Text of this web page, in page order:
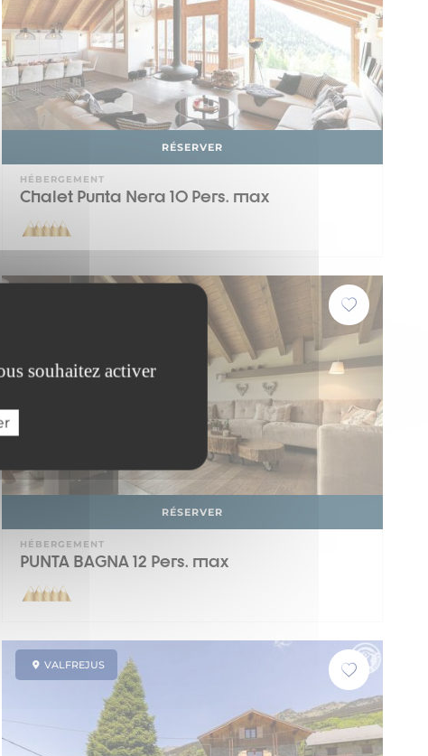
souhaitez activer
RÉSERVER
HÉBERGEMENT
Chalet Punta Nera 10 Pers. max
RÉSERVER
HÉBERGEMENT
PUNTA BAGNA 12 Pers. max
VALFREJUS